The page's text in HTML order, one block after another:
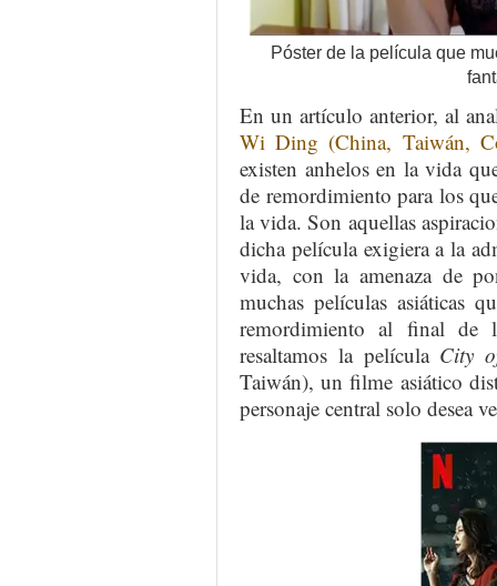
Póster de la película que
En un artículo anterior, al
Wi Ding (China, Taiwán,
existen anhelos en la vida
de remordimiento para los
la vida. Son aquellas
dicha película exigiera a la
vida, con la amenaza de
muchas películas asiáticas
remordimiento al final de
resaltamos la película City
Taiwán), un filme asiático
personaje central solo desea